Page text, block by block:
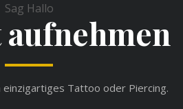
Sag Hallo
einzigartiges Tattoo oder Piercing.